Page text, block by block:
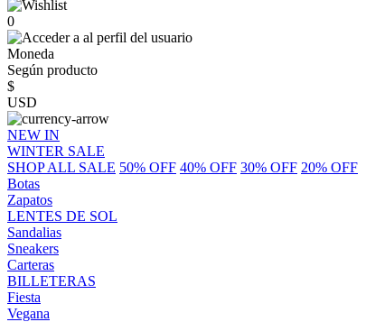
0
Moneda
Según producto
$
USD
NEW IN
WINTER SALE
SHOP ALL SALE 50% OFF 40% OFF 30% OFF 20% OFF
Botas
Zapatos
LENTES DE SOL
Sandalias
Sneakers
Carteras
BILLETERAS
Fiesta
Vegana